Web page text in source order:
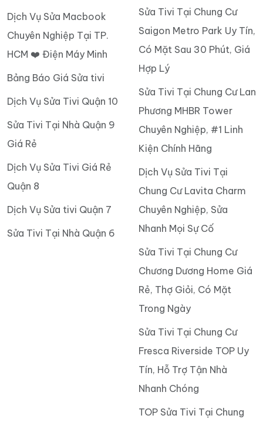
Dịch Vụ Sửa Macbook
Chuyên Nghiệp Tại TP.
HCM ❤️ Điện Máy Minh
Bảng Báo Giá Sửa tivi
Dịch Vụ Sửa Tivi Quận 10
Sửa Tivi Tại Nhà Quận 9
Giá Rẻ
Dịch Vụ Sửa Tivi Giá Rẻ
Quận 8
Dịch Vụ Sửa tivi Quận 7
Sửa Tivi Tại Nhà Quận 6
Sửa Tivi Tại Chung Cư
Saigon Metro Park Uy Tín,
Có Mặt Sau 30 Phút, Giá
Hợp Lý
Sửa Tivi Tại Chung Cư Lan
Phương MHBR Tower
Chuyên Nghiệp, #1 Linh
Kiện Chính Hãng
Dịch Vụ Sửa Tivi Tại
Chung Cư Lavita Charm
Chuyên Nghiệp, Sửa
Nhanh Mọi Sự Cố
Sửa Tivi Tại Chung Cư
Chương Dương Home Giá
Rẻ, Thợ Giỏi, Có Mặt
Trong Ngày
Sửa Tivi Tại Chung Cư
Fresca Riverside TOP Uy
Tín, Hỗ Trợ Tận Nhà
Nhanh Chóng
TOP Sửa Tivi Tại Chung